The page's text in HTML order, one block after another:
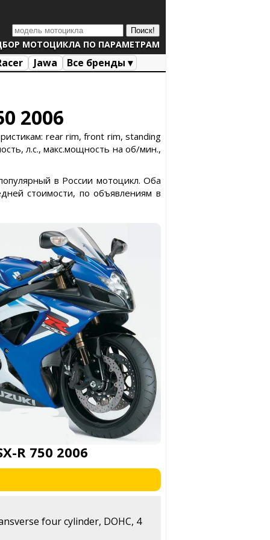
МОТОЦИКЛА ПО ПАРАМЕТРАМ
Jawa Все бренды ▾
2006
rear rim, front rim, standing
л.с., макс.мощность на об/мин.,
в России мотоцикл. Оба
стоимости, по объявлениям в
R 750 2006
four cylinder, DOHC, 4